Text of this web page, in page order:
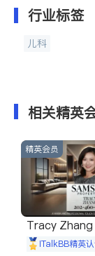
行业标签
儿科
相关精英
精英会员
Tracy Zhang
iTalkBB精英